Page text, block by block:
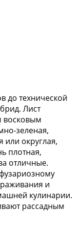
до технической
Лист
восковым
зеленая,
или округлая,
плотная,
отличные.
и
кулинарии.
рассадным